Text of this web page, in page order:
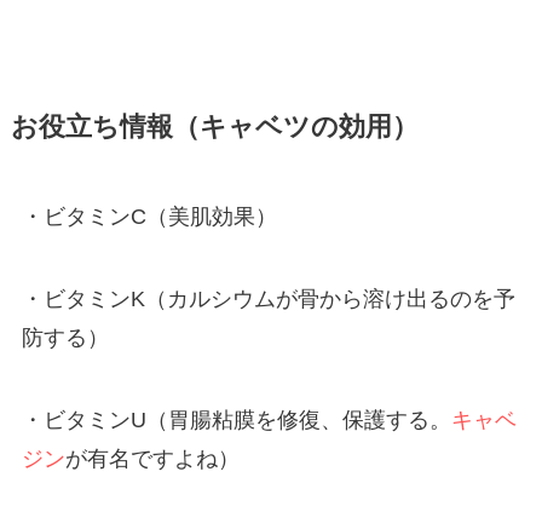
お役立ち情報（キャベツの効用）
・ビタミンC（美肌効果）
・ビタミンK（カルシウムが骨から溶け出るのを予
防する）
・ビタミンU（胃腸粘膜を修復、保護する。 キャベ
ジンが有名ですよね）